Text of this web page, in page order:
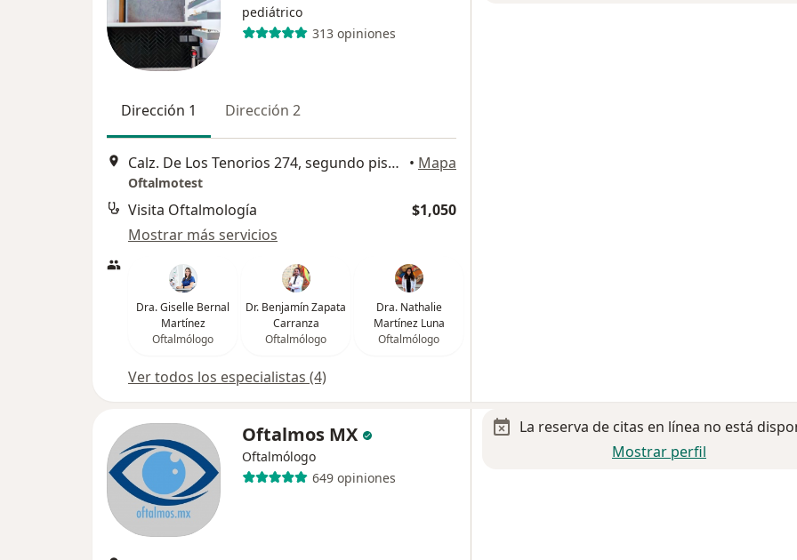
pediátrico
313 opiniones
Dirección 1 Dirección 2
Calz. De Los Tenorios 274, segundo piso, Tlalpan • Mapa
Oftalmotest
Visita Oftalmología
$1,050
Mostrar más servicios
Dra. Giselle Bernal
Martínez
Oftalmólogo
Dr. Benjamín Zapata
Carranza
Oftalmólogo
Dra. Nathalie
Martínez Luna
Oftalmólogo
Ver todos los especialistas (4)
Oftalmos MX
Oftalmólogo
649 opiniones
La reserva de citas en línea no está
Mostrar perfil